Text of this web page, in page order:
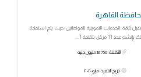
القاهرة
الخدمات التموينية للمواطنين، حيث يتم استفادة
التكلفة: 13.750 مليون جنيه
تاريخ التنفيذ: مايو ٢٠٢٠